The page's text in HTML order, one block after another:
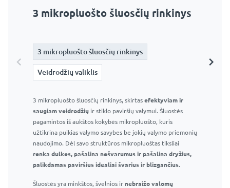
3 mikropluošto šluosčių rinkinys
3 mikropluošto šluosčių rinkinys
Veidrodžių valiklis
3 mikropluošto šluosčių rinkinys, skirtas efektyviam ir
saugiam veidrodžių ir stiklo paviršių valymui. Šluostės
pagamintos iš aukštos kokybės mikropluošto, kuris
užtikrina puikias valymo savybes be jokių valymo priemonių
naudojimo. Dėl savo struktūros mikropluoštas tiksliai
renka dulkes, pašalina nešvarumus ir pašalina dryžius,
palikdamas paviršius idealiai švarius ir blizgančius.
Šluostės yra minkštos, švelnios ir nebraižo valomų
Veidrodžių valiklis
3 mikropluošto šluosčių rinkinys
Veidrodžių valiklis
Langų ir veidrodžių valiklis 295 ml – Profesionalus stiklo
valiklis
Efektyvus purškiklis ir patogus buteliukas
Efektyviai pašalina muilo apnašas, vandens dėmes ir
kitas įprastas vonios kambario dėmes
Nepalieka dryžių ar dėmių
stikliniams paviršiams